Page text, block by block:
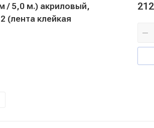
/ 5,0 м.) акриловый,
(лента клейкая
212